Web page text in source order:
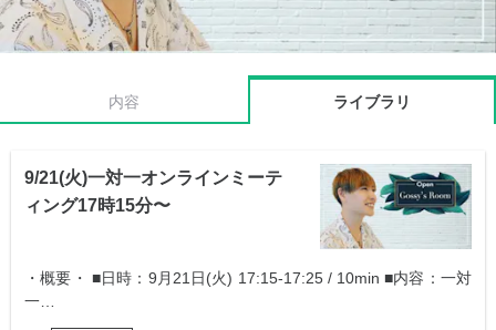
内容 ライブラリ
9/21(火)一対一オンラインミーテ
ィング17時15分〜
・概要・ ■日時：9月21日(火) 17:15-17:25 / 10min ■内容：一対
一…